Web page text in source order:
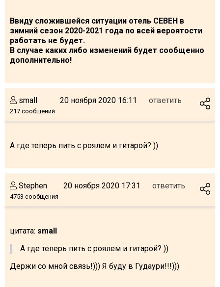
Ввиду сложившейся ситуации отель СЕВЕН в
зимний сезон 2020-2021 года по всей вероятости
работать не будет.
В случае каких либо изменений будет сообщенно
дополнительно!
small
217 сообщений
20 ноября 2020 16:11 ответить
А где теперь пить с роялем и гитарой? ))
Stephen
4753 сообщения
20 ноября 2020 17:31 ответить
цитата: small
А где теперь пить с роялем и гитарой? ))
Держи со мной связь!))) Я буду в Гудаури!!!)))
ПРОЖИВАНИЕ
Коттеджи
Отели
% Горячие предложения
Казбеги
ГРУЗИЯ
О Грузии
Что пить?